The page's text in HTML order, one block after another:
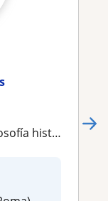
de la investigación